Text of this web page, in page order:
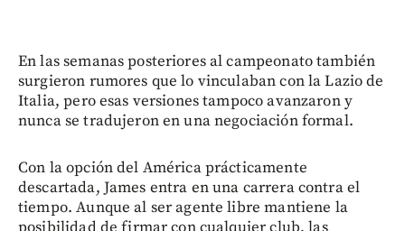
En las semanas posteriores al campeonato también
surgieron rumores que lo vinculaban con la Lazio de
Italia, pero esas versiones tampoco avanzaron y
nunca se tradujeron en una negociación formal.
Con la opción del América prácticamente
descartada, James entra en una carrera contra el
tiempo. Aunque al ser agente libre mantiene la